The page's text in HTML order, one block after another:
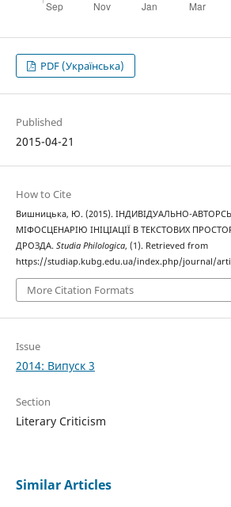
PDF (Українська)
Published
2015-04-21
How to Cite
Вишницька, Ю. (2015). ІНДИВІДУАЛЬНО-
МІФОСЦЕНАРІЮ ІНІЦІАЦІЇ В ТЕКСТОВИХ
ДРОЗДА. Studia Philologica, (1). Retrieved from
https://studiap.kubg.edu.ua/index.php/journal/
More Citation Formats
Issue
2014: Випуск 3
Section
Literary Criticism
Similar Articles